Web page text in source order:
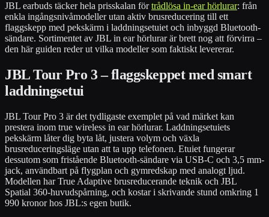
JBL earbuds täcker hela prisskalan förtrådlösa in-ear hörlurar: från
enkla ingångsnivåmodeller utan aktiv brusreducering till ett
flaggskepp med pekskärm i laddningsetuiet och inbyggd Bluetooth-
sändare. Sortimentet av JBL in ear hörlurar är brett nog att förvirra –
den här guiden reder ut vilka modeller som faktiskt levererar.
JBL Tour Pro 3 – flaggskeppet med smart
laddningsetui
JBL Tour Pro 3 är det tydligaste exemplet på vad märket kan
prestera inom true wireless in ear hörlurar. Laddningsetuiets
pekskärm låter dig byta låt, justera volym och växla
brusreduceringsläge utan att ta upp telefonen. Etuiet fungerar
dessutom som fristående Bluetooth-sändare via USB-C och 3,5 mm-
jack, användbart på flygplan och gymredskap med analogt ljud.
Modellen har True Adaptive brusreducerande teknik och JBL
Spatial 360-huvudspårning, och kostar i skrivande stund omkring 1
990 kronor hos JBL:s egen butik.